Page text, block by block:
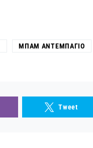
ΜΠΑΜ ΑΝΤΕΜΠΆΓΙΟ
Tweet